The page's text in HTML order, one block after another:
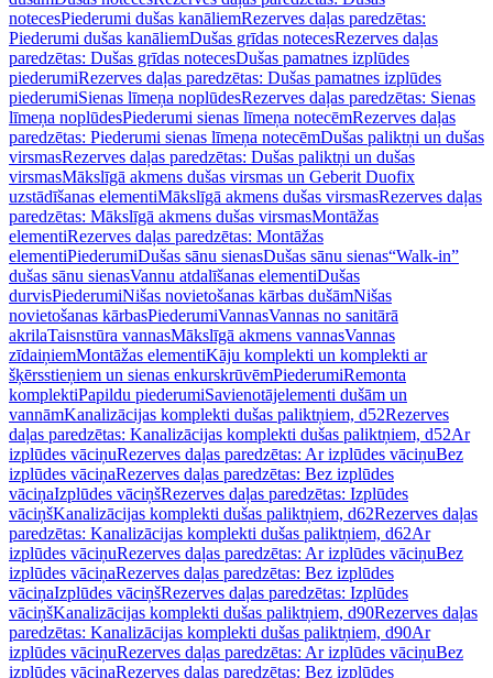
notecesPiederumi dušas kanāliemRezerves daļas paredzētas:
Piederumi dušas kanāliemDušas grīdas notecesRezerves daļas
paredzētas: Dušas grīdas notecesDušas pamatnes izplūdes
piederumiRezerves daļas paredzētas: Dušas pamatnes izplūdes
piederumiSienas līmeņa noplūdesRezerves daļas paredzētas: Sienas
līmeņa noplūdesPiederumi sienas līmeņa notecēmRezerves daļas
paredzētas: Piederumi sienas līmeņa notecēmDušas paliktņi un dušas
virsmasRezerves daļas paredzētas: Dušas paliktņi un dušas
virsmasMākslīgā akmens dušas virsmas un Geberit Duofix
uzstādīšanas elementiMākslīgā akmens dušas virsmasRezerves daļas
paredzētas: Mākslīgā akmens dušas virsmasMontāžas
elementiRezerves daļas paredzētas: Montāžas
elementiPiederumiDušas sānu sienasDušas sānu sienas“Walk-in”
dušas sānu sienasVannu atdalīšanas elementiDušas
durvisPiederumiNišas novietošanas kārbas dušāmNišas
novietošanas kārbasPiederumiVannasVannas no sanitārā
akrilaTaisnstūra vannasMākslīgā akmens vannasVannas
zīdaiņiemMontāžas elementiKāju komplekti un komplekti ar
šķērsstieņiem un sienas enkurskrūvēmPiederumiRemonta
komplektiPapildu piederumiSavienotājelementi dušām un
vannāmKanalizācijas komplekti dušas paliktņiem, d52Rezerves
daļas paredzētas: Kanalizācijas komplekti dušas paliktņiem, d52Ar
izplūdes vāciņuRezerves daļas paredzētas: Ar izplūdes vāciņuBez
izplūdes vāciņaRezerves daļas paredzētas: Bez izplūdes
vāciņaIzplūdes vāciņšRezerves daļas paredzētas: Izplūdes
vāciņšKanalizācijas komplekti dušas paliktņiem, d62Rezerves daļas
paredzētas: Kanalizācijas komplekti dušas paliktņiem, d62Ar
izplūdes vāciņuRezerves daļas paredzētas: Ar izplūdes vāciņuBez
izplūdes vāciņaRezerves daļas paredzētas: Bez izplūdes
vāciņaIzplūdes vāciņšRezerves daļas paredzētas: Izplūdes
vāciņšKanalizācijas komplekti dušas paliktņiem, d90Rezerves daļas
paredzētas: Kanalizācijas komplekti dušas paliktņiem, d90Ar
izplūdes vāciņuRezerves daļas paredzētas: Ar izplūdes vāciņuBez
izplūdes vāciņaRezerves daļas paredzētas: Bez izplūdes